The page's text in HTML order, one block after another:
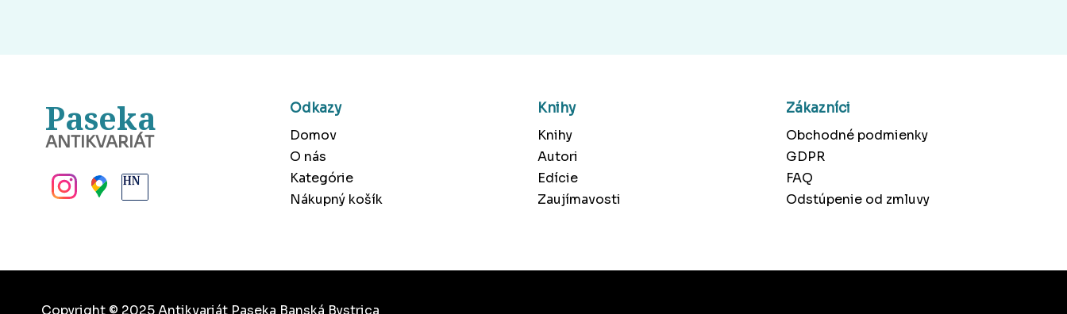
Paseka
ANTIKVARIÁT
Odkazy
Domov
O nás
Kategórie
Nákupný košík
Knihy
Knihy
Autori
Edície
Zaujímavosti
Zákazníci
Obchodné podmienky
GDPR
FAQ
Odstúpenie od zmluvy
Copyright © 2025 Antikvariát Paseka Banská Bystrica